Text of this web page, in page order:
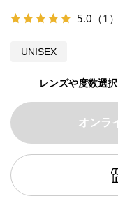
5.0 （1）
UNISEX
レンズや度数選
オンラ